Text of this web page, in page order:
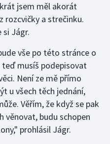
jsem měl akorát
rozcvičky a strečinku.
si Jágr.
vše po této stránce o
teď musíš podepisovat
Není ze mě přímo
u všech těch jednání,
Věřím, že když se pak
věnovat, budu schopen
prohlásil Jágr.